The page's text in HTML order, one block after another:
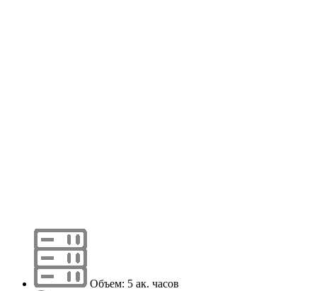
Объем: 5 ак. часов